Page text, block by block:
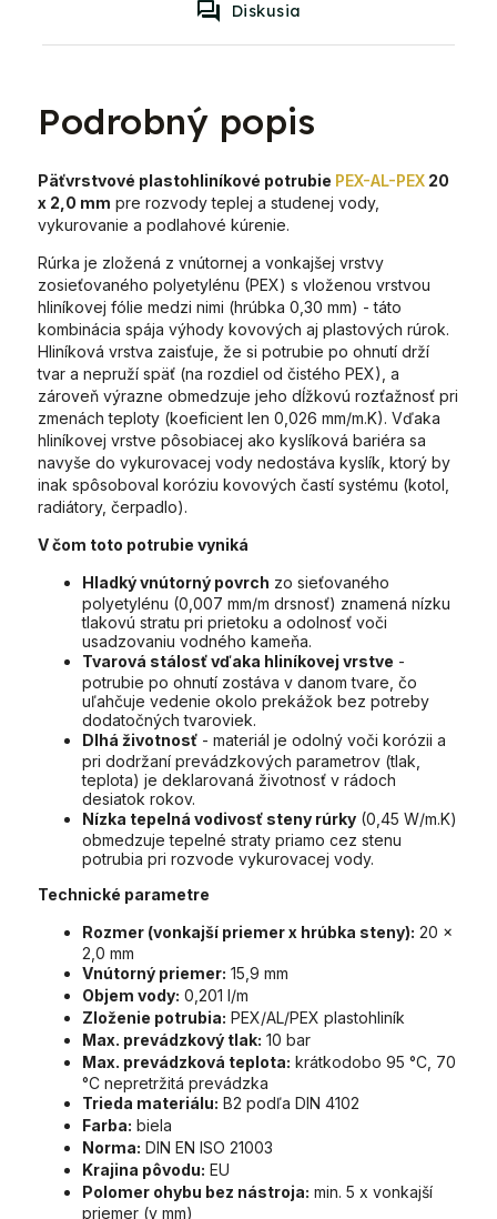
Diskusia
Podrobný popis
Päťvrstvové plastohliníkové potrubie PEX-AL-PEX 20
x 2,0 mm pre rozvody teplej a studenej vody,
vykurovanie a podlahové kúrenie.
Rúrka je zložená z vnútornej a vonkajšej vrstvy
zosieťovaného polyetylénu (PEX) s vloženou vrstvou
hliníkovej fólie medzi nimi (hrúbka 0,30 mm) - táto
kombinácia spája výhody kovových aj plastových rúrok.
Hliníková vrstva zaisťuje, že si potrubie po ohnutí drží
tvar a nepruží späť (na rozdiel od čistého PEX), a
zároveň výrazne obmedzuje jeho dĺžkovú rozťažnosť pri
zmenách teploty (koeficient len 0,026 mm/m.K). Vďaka
hliníkovej vrstve pôsobiacej ako kyslíková bariéra sa
navyše do vykurovacej vody nedostáva kyslík, ktorý by
inak spôsoboval koróziu kovových častí systému (kotol,
radiátory, čerpadlo).
V čom toto potrubie vyniká
Hladký vnútorný povrch zo sieťovaného
polyetylénu (0,007 mm/m drsnosť) znamená nízku
tlakovú stratu pri prietoku a odolnosť voči
usadzovaniu vodného kameňa.
Tvarová stálosť vďaka hliníkovej vrstve -
potrubie po ohnutí zostáva v danom tvare, čo
uľahčuje vedenie okolo prekážok bez potreby
dodatočných tvaroviek.
Dlhá životnosť - materiál je odolný voči korózii a
pri dodržaní prevádzkových parametrov (tlak,
teplota) je deklarovaná životnosť v rádoch
desiatok rokov.
Nízka tepelná vodivosť steny rúrky (0,45 W/m.K)
obmedzuje tepelné straty priamo cez stenu
potrubia pri rozvode vykurovacej vody.
Technické parametre
Rozmer (vonkajší priemer x hrúbka steny): 20 x
2,0 mm
Vnútorný priemer: 15,9 mm
Objem vody: 0,201 l/m
Zloženie potrubia: PEX/AL/PEX plastohliník
Max. prevádzkový tlak: 10 bar
Max. prevádzková teplota: krátkodobo 95 °C, 70
°C nepretržitá prevádzka
Trieda materiálu: B2 podľa DIN 4102
Farba: biela
Norma: DIN EN ISO 21003
Krajina pôvodu: EU
Polomer ohybu bez nástroja: min. 5 x vonkajší
priemer (v mm)